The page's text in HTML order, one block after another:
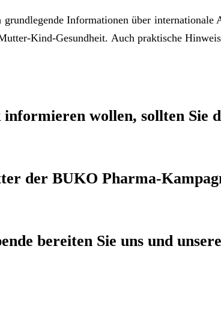
Informationen über
Kind-Gesundheit. Auch praktische
informieren wollen, sollten Sie
der BUKO Pharma-
bereiten Sie uns und